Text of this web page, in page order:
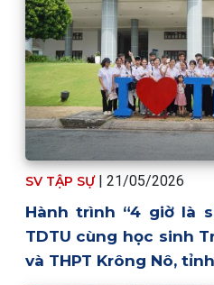
SV TẬP SỰ | 21/05/2026
Hành trình “4 giờ là
TDTU cùng học sinh
và THPT Krông Nô,